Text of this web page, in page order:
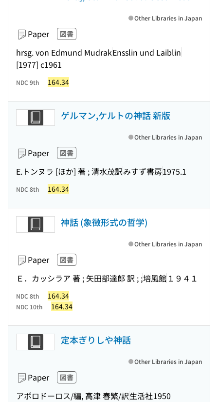
Paper 図書
hrsg. von Edmund MudrakEnsslin und Laiblin
[1977] c1961
Other Libraries in Japan
NDC 9th 164.34
ゲルマン,ケルトの神話 新版
Paper 図書
E.トンヌラ [ほか] 著 ; 清水茂訳みすず書房1975.1
Other Libraries in Japan
NDC 8th 164.34
神話 (象徴形式の哲学)
Paper 図書
Ｅ．カッシラア 著 ; 矢田部達郎 訳 ; ;培風館 １９４１
Other Libraries in Japan
NDC 8th 164.34
NDC 10th 164.34
定本ぎりしや神話
Paper 図書
アポロドーロス/編, 高津 春繁/訳生活社1950
Other Libraries in Japan